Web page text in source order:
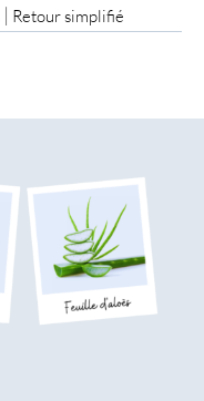
| Retour simplifié